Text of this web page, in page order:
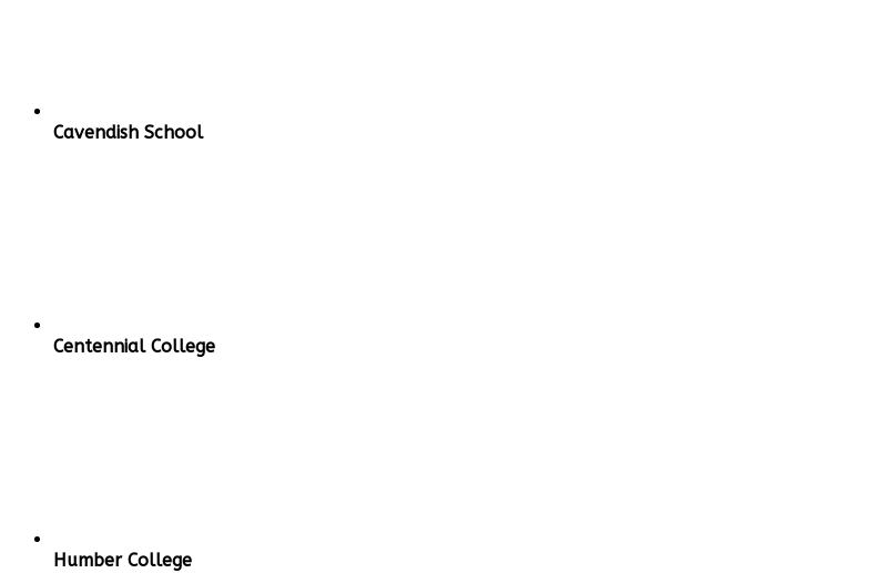
Cavendish School
Centennial College
Humber College